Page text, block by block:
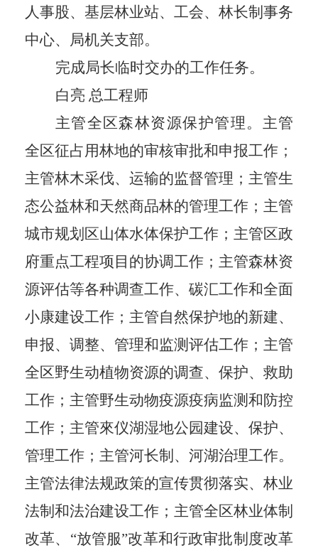
人事股、基层林业站、工会、林长制事务
中心、局机关支部。
完成局长临时交办的工作任务。
白亮 总工程师
主管全区森林资源保护管理。主管
全区征占用林地的审核审批和申报工作；
主管林木采伐、运输的监督管理；主管生
态公益林和天然商品林的管理工作；主管
城市规划区山体水体保护工作；主管区政
府重点工程项目的协调工作；主管森林资
源评估等各种调查工作、碳汇工作和全面
小康建设工作；主管自然保护地的新建、
申报、调整、管理和监测评估工作；主管
全区野生动植物资源的调查、保护、救助
工作；主管野生动物疫源疫病监测和防控
工作；主管來仪湖湿地公园建设、保护、
管理工作；主管河长制、河湖治理工作。
主管法律法规政策的宣传贯彻落实、林业
法制和法治建设工作；主管全区林业体制
改革、 “放管服”改革和行政审批制度改革